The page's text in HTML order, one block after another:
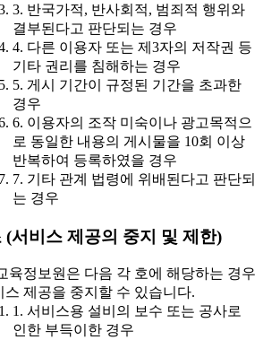
3. 반국가적, 반사회적, 범죄적 행위와
결부된다고 판단되는 경우
4. 다른 이용자 또는 제3자의 저작권 등
기타 권리를 침해하는 경우
5. 게시 기간이 규정된 기간을 초과한
경우
6. 이용자의 조작 미숙이나 광고목적으
로 동일한 내용의 게시물을 10회 이상
반복하여 등록하였을 경우
7. 기타 관계 법령에 위배된다고 판단되
는 경우
(서비스 제공의 중지 및 제한)
육정보원은 다음 각 호에 해당하는 경우
스 제공을 중지할 수 있습니다.
1. 서비스용 설비의 보수 또는 공사로
인한 부득이한 경우